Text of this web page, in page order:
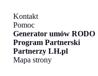
Kontakt
Pomoc
Generator umów RODO
Program Partnerski
Partnerzy LH.pl
Mapa strony